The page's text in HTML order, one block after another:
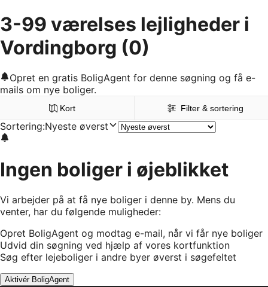
3-99 værelses lejligheder i
Vordingborg (0)
Opret en gratis BoligAgent for denne søgning og få e-
mails om nye boliger.
Kort Filter & sortering
Sortering:Nyeste øverst
Ingen boliger i øjeblikket
Vi arbejder på at få nye boliger i denne by. Mens du
venter, har du følgende muligheder:
Opret BoligAgent og modtag e-mail, når vi får nye boliger
Udvid din søgning ved hjælp af vores kortfunktion
Søg efter lejeboliger i andre byer øverst i søgefeltet
Aktivér BoligAgent